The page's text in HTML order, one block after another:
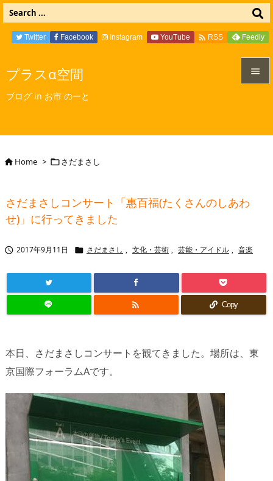
プラスα空間
ブログ in お市 のーと

次へ
Twitter Facebook Instagram YouTube  RSS Feedly
Home > さだまさし
さだまさしコンサート「惠百福(たくさんのしあわ
せ)」に行ってきました
 2017年9月11日  さだまさし , 文化・芸術 , 芸能・アイドル , 音楽
 Copy
本日、さだまさしコンサートを観てきました。場所は、東
京国際フォーラムAです。